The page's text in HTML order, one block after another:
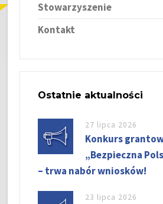
Stowarzyszenie
Kontakt
Ostatnie aktualności
27 lipca 2026
Konkurs
„Bezpieczna
– trwa nabór wniosków!
23 lipca 2026